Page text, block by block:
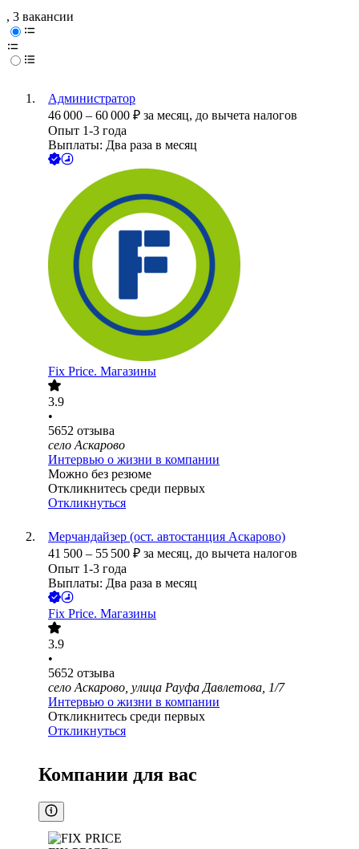
, 3 вакансии
Администратор
46 000 – 60 000 ₽ за месяц, до вычета налогов
Опыт 1-3 года
Выплаты: Два раза в месяц
Fix Price. Магазины
3.9
•
5652 отзыва
село Аскарово
Интервью о жизни в компании
Можно без резюме
Откликнитесь среди первых
Откликнуться
Мерчандайзер (ост. автостанция Аскарово)
41 500 – 55 500 ₽ за месяц, до вычета налогов
Опыт 1-3 года
Выплаты: Два раза в месяц
Fix Price. Магазины
3.9
•
5652 отзыва
село Аскарово, улица Рауфа Давлетова, 1/7
Интервью о жизни в компании
Откликнитесь среди первых
Откликнуться
Компании для вас